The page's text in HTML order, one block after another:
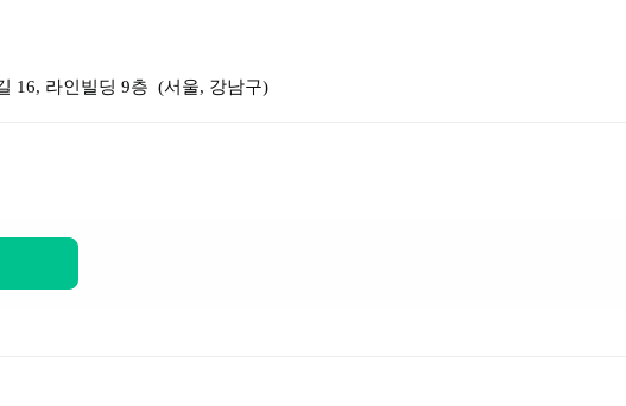
16, 라인빌딩 9층 (서울, 강남구)